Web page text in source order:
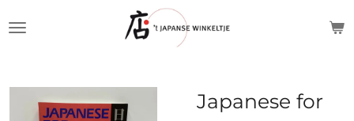
de
hoofdinhoud
Japanese for